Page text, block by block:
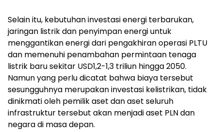
Selain itu, kebutuhan investasi energi terbarukan,
jaringan listrik dan penyimpan energi untuk
menggantikan energi dari pengakhiran operasi PLTU
dan memenuhi penambahan permintaan tenaga
listrik baru sekitar USD1,2-1,3 triliun hingga 2050.
Namun yang perlu dicatat bahwa biaya tersebut
sesungguhnya merupakan investasi kelistrikan, tidak
dinikmati oleh pemilik aset dan aset seluruh
infrastruktur tersebut akan menjadi aset PLN dan
negara di masa depan.